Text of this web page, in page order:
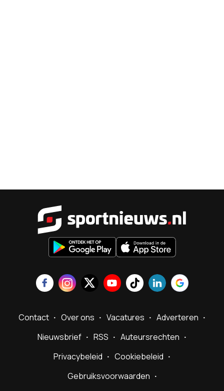
Contact Over ons Vacatures
Adverteren
Nieuwsbrief
RSS
Auteursrechten
Privacybeleid
Cookiebeleid
Gebruiksvoorwaarden